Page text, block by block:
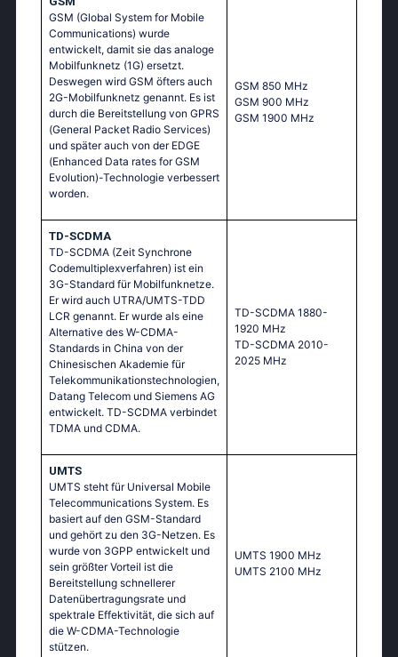
GSM (Global System for Mobile
Communications) wurde
entwickelt, damit sie das analoge
Mobilfunknetz (1G) ersetzt.
Deswegen wird GSM öfters auch
2G-Mobilfunknetz genannt. Es ist
durch die Bereitstellung von GPRS
(General Packet Radio Services)
und später auch von der EDGE
(Enhanced Data rates for GSM
Evolution)-Technologie verbessert
worden.
GSМ 850 МНz
GSМ 900 МНz
GSМ 1900 МНz
TD-SCDMA
TD-SCDMA (Zeit Synchrone
Codemultiplexverfahren) ist ein
3G-Standard für Mobilfunknetze.
Er wird auch UTRA/UMTS-TDD
LCR genannt. Er wurde als eine
Alternative des W-CDMA-
Standards in China von der
Chinesischen Akademie für
Telekommunikationstechnologien,
Datang Telecom und Siemens AG
entwickelt. TD-SCDMA verbindet
TDMA und CDMA.
TD-SCDMA 1880-
1920 MHz
TD-SCDMA 2010-
2025 MHz
UMTS
UMTS steht für Universal Mobile
Telecommunications System. Es
basiert auf den GSM-Standard
und gehört zu den 3G-Netzen. Es
wurde von 3GPP entwickelt und
sein größter Vorteil ist die
Bereitstellung schnellerer
Datenübertragungsrate und
spektrale Effektivität, die sich auf
die W-CDMA-Technologie
stützen.
UМТS 1900 МНz
UМТS 2100 МНz